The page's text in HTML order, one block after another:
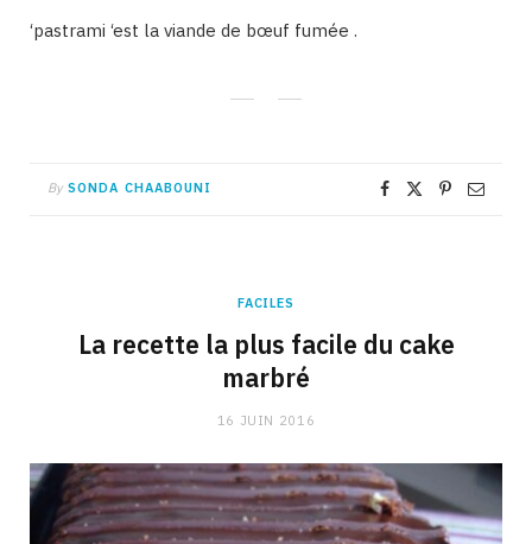
‘pastrami ‘est la viande de bœuf fumée .
By SONDA CHAABOUNI
FACILES
La recette la plus facile du cake
marbré
16 JUIN 2016